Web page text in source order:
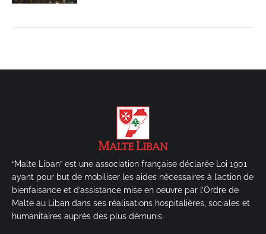
“Malte Liban” est une association française déclarée Loi 1901
ayant pour but de mobiliser les aides nécessaires à l’action de
bienfaisance et d’assistance mise en oeuvre par l’Ordre de
Malte au Liban dans ses réalisations hospitalières, sociales et
humanitaires auprès des plus démunis.